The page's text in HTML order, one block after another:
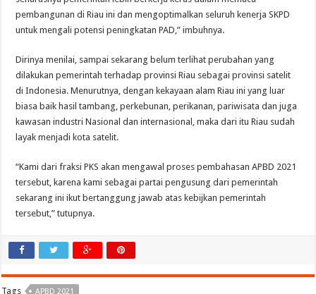
pembangunan di Riau ini dan mengoptimalkan seluruh kenerja SKPD
untuk mengali potensi peningkatan PAD,” imbuhnya.
Dirinya menilai, sampai sekarang belum terlihat perubahan yang
dilakukan pemerintah terhadap provinsi Riau sebagai provinsi satelit
di Indonesia. Menurutnya, dengan kekayaan alam Riau ini yang luar
biasa baik hasil tambang, perkebunan, perikanan, pariwisata dan juga
kawasan industri Nasional dan internasional, maka dari itu Riau sudah
layak menjadi kota satelit.
“Kami dari fraksi PKS akan mengawal proses pembahasan APBD 2021
tersebut, karena kami sebagai partai pengusung dari pemerintah
sekarang ini ikut bertanggung jawab atas kebijkan pemerintah
tersebut,” tutupnya.
Tags APBD 2021